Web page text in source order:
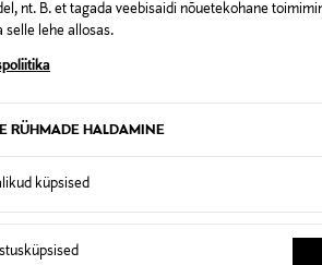
nt. B. et tagada veebisaidi nõuetekohane
selle lehe allosas.
RÜHMADE HALDAMINE
küpsised